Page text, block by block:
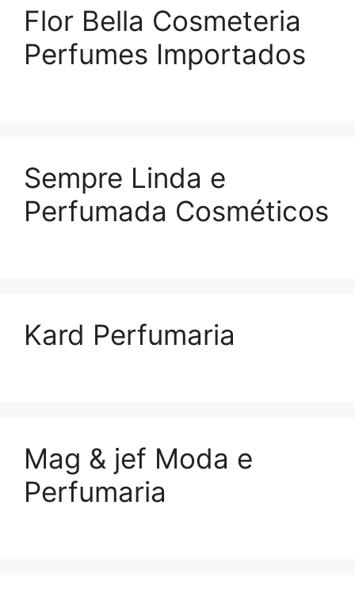
Flor Bella Cosmeteria
Perfumes Importados
Sempre Linda e
Perfumada Cosméticos
Kard Perfumaria
Mag & jef Moda e
Perfumaria